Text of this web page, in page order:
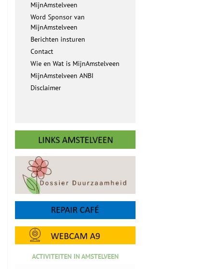
MijnAmstelveen
Word Sponsor van
MijnAmstelveen
Berichten insturen
Contact
Wie en Wat is MijnAmstelveen
MijnAmstelveen ANBI
Disclaimer
ACTIVITEITEN IN AMSTELVEEN